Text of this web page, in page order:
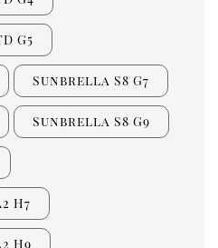
G5
Sunbrella S8 G7
Sunbrella S8 G9
H7
H9